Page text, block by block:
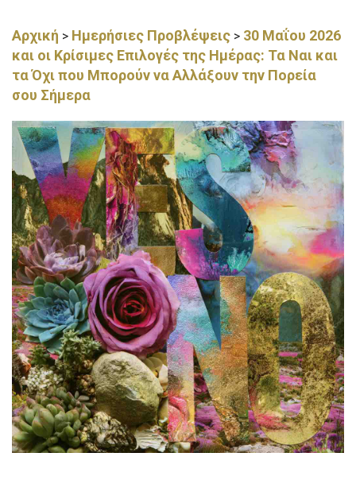
Αρχική > Ημερήσιες Προβλέψεις > 30 Μαΐου 2026
και οι Κρίσιμες Επιλογές της Ημέρας: Τα Ναι και
τα Όχι που Μπορούν να Αλλάξουν την Πορεία
σου Σήμερα